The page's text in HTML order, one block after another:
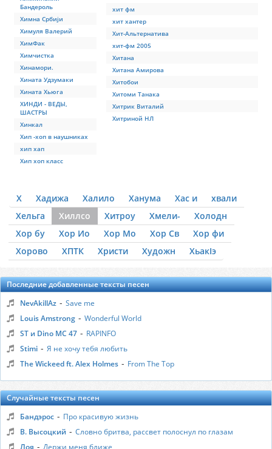
Бандероль
Химна Србиjи
Химуля Валерий
ХимФак
Химчистка
Хинамори.
Хината Удзумаки
Хината Хьюга
ХИНДИ - ВЕДЫ,
ШАСТРЫ
Хинкал
Хип -хоп в наушниках
хип хап
Хип хоп класс
хит фм
хит хантер
Хит-Альтернатива
хит-фм 2005
Хитана
Хитана Амирова
Хитобои
Хитоми Танака
Хитрик Виталий
Хитриной НЛ
Х Хадижа Халило Ханума Хас и
хвали
Хельга
Хиллсо Хитроу Хмели-
Холодн
Хор бу
Хор Ио Хор Мо Хор Св
Хор фи
Хорово
ХПТК Христи Художн ХьакIэ
Последние добавленные тексты песен
NevAkillAz - Save me
Louis Amstrong - Wonderful World
ST и Dino MC 47 - RAPINFO
Stimi - Я не хочу тебя любить
The Wickeed ft. Alex Holmes - From The Top
Случайные тексты песен
Бандэрос - Про красивую жизнь
В. Высоцкий - Словно бритва, рассвет полоснул по глазам
Лоя - Держи меня ближе